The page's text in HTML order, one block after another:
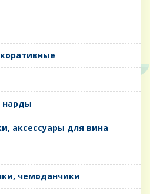
аксессуары для вина
чемоданчики